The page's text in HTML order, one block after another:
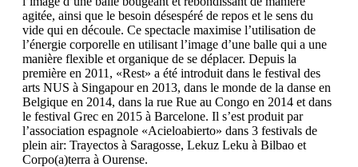
agitée, ainsi que le besoin désespéré de repos et le sens du
vide qui en découle. Ce spectacle maximise l’utilisation de
l’énergie corporelle en utilisant l’image d’une balle qui a une
manière flexible et organique de se déplacer. Depuis la
première en 2011, «Rest» a été introduit dans le festival des
arts NUS à Singapour en 2013, dans le monde de la danse en
Belgique en 2014, dans la rue Rue au Congo en 2014 et dans
le festival Grec en 2015 à Barcelone. Il s’est produit par
l’association espagnole «Acieloabierto» dans 3 festivals de
plein air: Trayectos à Saragosse, Lekuz Leku à Bilbao et
Corpo(a)terra à Ourense.